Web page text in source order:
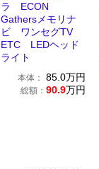
ラ ECON
Gathersメモリナ
ビ ワンセグTV
ETC LEDヘッド
ライト
本体： 85.0万円
総額： 90.9万円